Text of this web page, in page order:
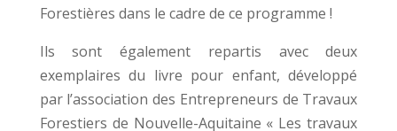
Forestières dans le cadre de ce programme !
Ils sont également repartis avec deux
exemplaires du livre pour enfant, développé
par l’association des Entrepreneurs de Travaux
Forestiers de Nouvelle-Aquitaine « Les travaux